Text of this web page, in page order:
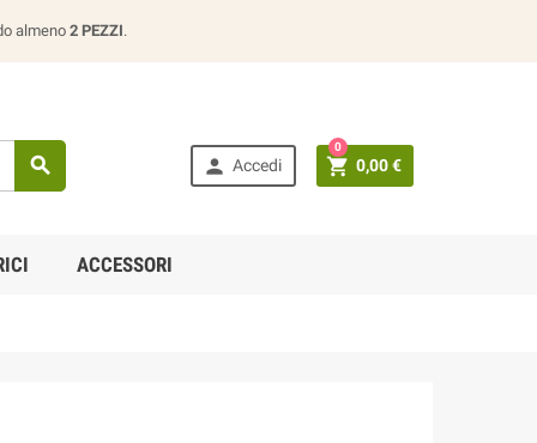
almeno2 PEZZI.
  Accedi  0,00 €
0
ACCESSORI